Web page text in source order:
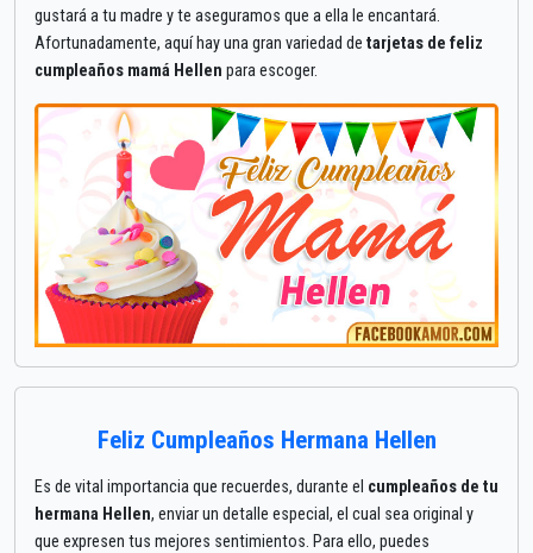
gustará a tu madre y te aseguramos que a ella le encantará.
Afortunadamente, aquí hay una gran variedad de tarjetas de feliz
cumpleaños mamá Hellen para escoger.
Feliz Cumpleaños Hermana Hellen
Es de vital importancia que recuerdes, durante el cumpleaños de tu
hermana Hellen, enviar un detalle especial, el cual sea original y
que expresen tus mejores sentimientos. Para ello, puedes